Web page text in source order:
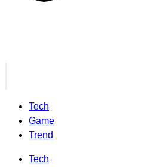
Tech
Game
Trend
Tech